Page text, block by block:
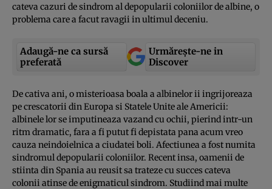
cateva cazuri de sindrom al depopularii coloniilor de albine, o
problema care a facut ravagii in ultimul deceniu.
Adaugă-ne ca sursă
preferată
Urmărește-ne in
Discover
De cativa ani, o misterioasa boala a albinelor ii ingrijoreaza
pe crescatorii din Europa si Statele Unite ale Americii:
albinele lor se imputineaza vazand cu ochii, pierind intr-un
ritm dramatic, fara a fi putut fi depistata pana acum vreo
cauza neindoielnica a ciudatei boli. Afectiunea a fost numita
sindromul depopularii coloniilor. Recent insa, oamenii de
stiinta din Spania au reusit sa trateze cu succes cateva
colonii atinse de enigmaticul sindrom. Studiind mai multe